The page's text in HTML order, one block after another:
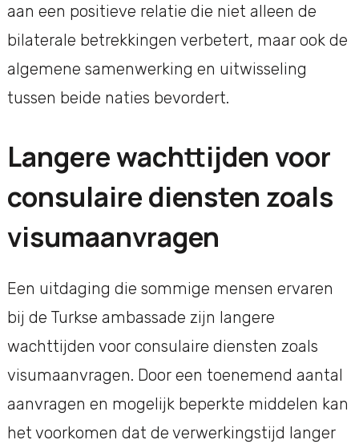
aan een positieve relatie die niet alleen de
bilaterale betrekkingen verbetert, maar ook de
algemene samenwerking en uitwisseling
tussen beide naties bevordert.
Langere wachttijden voor
consulaire diensten zoals
visumaanvragen
Een uitdaging die sommige mensen ervaren
bij de Turkse ambassade zijn langere
wachttijden voor consulaire diensten zoals
visumaanvragen. Door een toenemend aantal
aanvragen en mogelijk beperkte middelen kan
het voorkomen dat de verwerkingstijd langer